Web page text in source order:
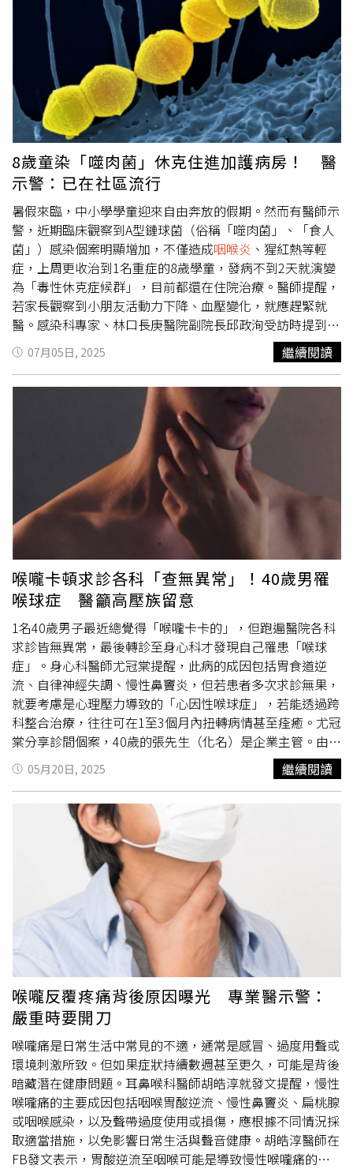
老年人不要穿硬底鞋，鞋要寬鬆些，襪子要透氣護膚。三、
住的養生與禁忌：秋天氣候早晚溫差大，冷熱失常，往往使
人措手不及，賊風往往會乘虛而入，使人生病。受到賊風侵
襲，往往會全身酸痛，疲乏無力，還會引起咽喉炎、氣管炎
等。防賊風要注意穿衣、蓋被，不要隨意減衣。四、行的養
生與禁忌：養生先養心，秋天適合早睡早起，而到了冬天，
就要早睡晚起。俗話說，“春困秋乏”，秋天容易疲乏，不
少人有賴床的習慣，想要防“秋乏”，首先要保證充足的睡
眠，每天可以比夏季多睡上一個小時左右，以助人體陰陽平
衡和收斂神氣，利於消除疲勞，增強免疫力。其實長時間睡
眠容易導致體內細胞缺氧，往往不但越睡越困，有時還容易
頭暈，因此這個時節需要適當控制睡眠時間，再賴也不要超
過10個小時。五、育的養生與禁忌：秋天人的情緒容易抑
鬱，因此要多到戶外運動。預防呼吸道疾病，頭一條便是少
去人多、空氣不流通的地方，此外還應注意保溫。登高既可
使肺的功能得到舒暢，同時登至高處極目遠眺，心曠神怡，
可舒緩心情。此階段運動健身的活動量不宜過大，也不宜劇
烈，以微微出汗為宜，但也需根據自身的身體情況調節。
六、樂的養生與禁忌：晚秋時節，淒風慘雨、草枯葉落，人
的腺體，能分泌一種褪黑激素，它使人意志消沉、抑鬱不
樂。而入秋之後，松果體分泌褪黑激素相對增多，人的情緒
相應低沉消極，多走出戶外，曬曬太陽。情志調養就是使神
氣收斂，思維平靜，以適應秋天的肅殺、陽氣收斂的特性。
可以多聽一些較為輕鬆歡樂的音樂，換一些暖色調的服飾來
調節心情。秋季最重要的養生秘籍，就在於舒緩壓力，擁有
正面積極的心態，老朋友之間多聊天，通過交流也能夠讓人
們情緒好。
法完全排除，還會附著在牆壁、櫃子與衣物上，形成長期的
污染源。不吸菸肺卻不好？醫揭廚房油煙對呼吸道有4危害
胡皓淳醫師表示，長期暴露在廚房油煙中，對呼吸道可能帶
來以下4大影響：慢性咳嗽與咽喉炎：長期吸入油煙會刺激
上呼吸道黏膜，導致咽喉持續發炎，例如家庭主婦煮飯後常
見有喉嚨乾癢、持續咳嗽、聲音沙啞等。油煙中的有害化學
物質會破壞咽喉黏膜的保護屏障，細菌更易入侵，釀成反覆
感染。支氣管炎與氣喘惡化：油煙中的PM2.5可深入支氣
管，引發慢性支氣管炎，就算無病史也可能誘發氣喘，原有
氣喘患者則症狀明顯惡化。研究顯示，長期暴露於油煙的女
性，氣喘風險比一般人高出3.5倍。肺功能衰退與肺阻塞：
有毒物質會損害肺泡與支氣管壁，造成肺功能逐漸衰退，長
期吸入可能引發肺部纖維化，出現呼吸困難、胸悶與活動耐
力下降等症狀。有些家庭主婦不吸菸，卻在中年出現肺功能
下降，油煙就是主要原因之一。肺癌風險增加：油煙含有苯
並芘、甲醛、丙烯醛等多種致癌物，為最令人擔憂的影響，
世界衛生組織（WHO）更已將廚房油煙列為肺癌重要危險
因子。常下廚要採取防護措施 改善廚房環境護肺部針對油
煙危害，胡皓淳醫師建議，經常在廚房烹調的人應採取以下
防護措施：安裝效能相對較高的抽油煙機、控制油溫避免過
度加熱、選擇冒煙點較高的食用油、烹調時佩戴口罩保護呼
吸道、定期清潔廚房設備。胡醫師也提醒，若出現長期咳
嗽、胸悶、呼吸困難等症狀，應儘快就醫、檢查肺功能。不
要因為廚房油煙很常見就不以為意，改善廚房環境才能守護
呼吸道健康。資料來源：生涯一筋 胡皓淳醫師-輔大醫院 耳
鼻喉科 新莊五股泰山【延伸閱讀】沒抽菸卻得肺癌？醫親
解真相：基因突變和環境因素是關鍵！ 中年男感冒咳嗽半
年未癒？ 醫：其實是「氣喘」導致！
https://www.healthnews.com.tw/readnews.php?
id=65976
8歲童染「噬肉菌」休克住進加護病房！ 醫
示警：已在社區流行
暑假來臨，中小學學童迎來自由奔放的假期。然而有醫師示
警，近期臨床觀察到A型鏈球菌（俗稱「噬肉菌」、「食人
菌」）感染個案明顯增加，不僅造成咽喉炎 、猩紅熱等輕
症，上周更收治到1名重症的8歲學童，發病不到2天就演變
為「毒性休克症候群」，目前都還在住院治療。醫師提醒，
若家長觀察到小朋友活動力下降、血壓變化，就應趕緊就
醫。感染科專家、林口長庚醫院副院長邱政洵受訪時提到，
A型鏈球菌感染通常發生在國小到高中的學童及青少年較
多，傳播方式以飛沫、親密接觸為主。輕度感染大部分是以
咽喉炎跟猩紅熱來表現。前者的症狀為發燒、喉嚨痛、呼吸
道症狀，後者則是伴隨出疹，患者會感覺有點癢，出現草莓
色。嚴重感染時則可能會休克、死亡。他還指出，英國
2016年曾發生A型鏈球菌嚴重感染事件，當時有不少人因毒
性休克症候群而死亡。近期長庚收治了1名8、9歲的學童，
起初也有發燒、肌肉痠痛等症狀，但發病不到2天，就出現
血壓下降、全身出疹，演變為毒性休克症候群，被送到加護
病房搶救。邱政洵解釋，A型鏈球菌會分泌毒素，刺激免疫
系統，導致很厲害的發炎反應，接著就造成休克，全身也會
出疹子。這名個案非常嚴重，投以抗生素、輸液、升壓劑、
免疫球蛋白治療，治療1周後血壓已穩定，目前仍在住院
中。邱政洵特別強調，約在2周前就已經觀察到A型鏈球菌感
染有增多趨勢，近期1個診就能看見2、3個猩紅熱的患者，
顯示現在社區中已在流行。由於孩子夏天免不了參加活動，
民眾務必記得勤加洗手，出入人多的地方還是要戴口罩。他
還提醒，由於A型鏈球菌目前沒有疫苗可用，家長若觀察到
小朋友活動力下降、血壓變化，就要趕快送去醫院檢查。
07月05日, 2025 繼續閱讀
喉嚨卡頓求診各科「查無異常」！40歲男罹
喉球症 醫籲高壓族留意
1名40歲男子最近總覺得「喉嚨卡卡的」，但跑遍醫院各科
求診皆無異常，最後轉診至身心科才發現自己罹患「喉球
症」。身心科醫師尤冠棠提醒，此病的成因包括胃食道逆
流、自律神經失調、慢性鼻竇炎，但若患者多次求診無果，
就要考慮是心理壓力導致的「心因性喉球症」，若能透過跨
科整合治療，往往可在1至3個月內扭轉病情甚至痊癒。尤冠
棠分享診間個案，40歲的張先生（化名）是企業主管。由於
他的個性好強、責任感重，甚至下班後也在持續處理公事，
但長期承受高度職場壓力，也導致精神亢奮、睡眠品質差。
此外，張先生5年來反覆出現喉嚨異物感與窒息感，總覺得
「像有東西卡在喉嚨」，因此經常下意識地清喉嚨、乾咳或
頻繁吞嚥唾液，但隨之而來的是聲音沙啞、胸悶、喉部緊縮
感等症狀，有時甚至是呼吸不順或吞嚥困難，讓他不禁懷疑
自己罹患重大疾病。張先生後來陸續就診腸胃科、耳鼻喉
科、胸腔科，接受胃鏡與咽喉鏡檢查皆無異常。雖然他曾被
醫師懷疑是胃食道逆流或鼻涕倒流，經治療後卻都不見好
轉，不僅症狀日益嚴重、體重也悄悄下降，甚至產生焦慮情
緒與失眠。直到他經友人建議轉診至身心科，配合血清素相
關藥物治療與調適壓力後，一個月內症狀明顯改善，重拾正
常生活。「不是卡痰，也不是癌，是壓力與自律神經失調惹
的禍。」尤冠棠解釋，「喉球症（Globus hystericus）」
又稱臆球症、神經性
種典型的身心症狀，患者以喉嚨異物感為主訴症狀，也常伴
隨喉部卡住、緊縮、堵塞的感覺，或頻繁清喉嚨、乾咳但無
痰，及吞嚥時覺得卡頓，但吞嚥功能正常。此外，民眾若有
喉嚨發癢、聲音沙啞，及呼吸時感覺喉部不順或有壓迫感，
抑或是胸悶、頸部緊繃、耳壓感、輕微頭暈，也可能是罹患
喉球症。尤冠棠表示，喉球症的病因複雜，常見的危險因子
包括輕度胃食道逆流、自律神經失調、慢性鼻竇炎。其中，
05月20日, 2025 繼續閱讀
喉嚨反覆疼痛背後原因曝光 專業醫示警：
嚴重時要開刀
喉嚨痛是日常生活中常見的不適，通常是感冒、過度用聲或
環境刺激所致。但如果症狀持續數週甚至更久，可能是背後
暗藏潛在健康問題。耳鼻喉科醫師胡皓淳就發文提醒，慢性
喉嚨痛的主要成因包括咽喉胃酸逆流、慢性鼻竇炎、扁桃腺
或咽喉感染，以及聲帶過度使用或損傷，應根據不同情況採
取適當措施，以免影響日常生活與聲音健康。胡皓淳醫師在
FB發文表示，胃酸逆流至咽喉可能是導致慢性喉嚨痛的關